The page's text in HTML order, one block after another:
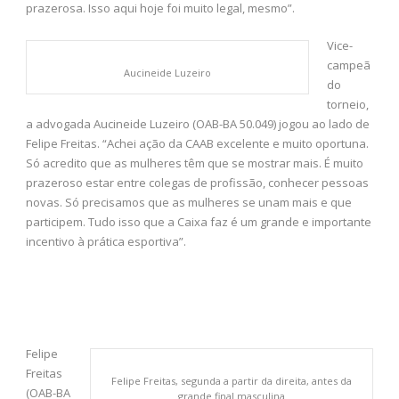
prazerosa. Isso aqui hoje foi muito legal, mesmo”.
Aucineide Luzeiro
Vice-
campeã
do
torneio,
a advogada Aucineide Luzeiro (OAB-BA 50.049) jogou ao lado de
Felipe Freitas. “Achei ação da CAAB excelente e muito oportuna.
Só acredito que as mulheres têm que se mostrar mais. É muito
prazeroso estar entre colegas de profissão, conhecer pessoas
novas. Só precisamos que as mulheres se unam mais e que
participem. Tudo isso que a Caixa faz é um grande e importante
incentivo à prática esportiva”.
Felipe Freitas, segunda a partir da direita, antes da
grande final masculina
Felipe
Freitas
(OAB-BA